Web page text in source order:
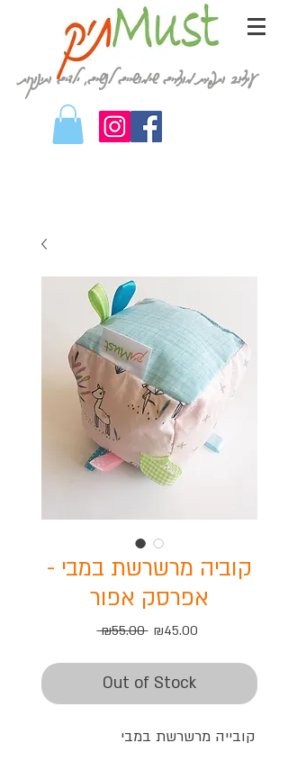
עיצוב ותפירת מוצרים שימושיים לנשים, ילדים ותינוקות
קוביה מרשרשת במבי -
אפרסק אפור
₪55.00 Regular
₪45.00Sale
Out of Stock
קובייה מרשרשת במבי